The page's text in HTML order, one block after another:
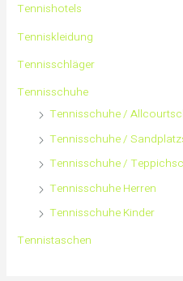
n
a
c
Tennishotels
Tenniskleidung
Tennisschläger
Tennisschuhe
Tennisschuhe /
Tennisschuhe /
Tennisschuhe /
Tennisschuhe Herren
Tennisschuhe Kinder
Tennistaschen